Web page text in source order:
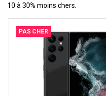
10 à 30% moins chers.
PAS CHER